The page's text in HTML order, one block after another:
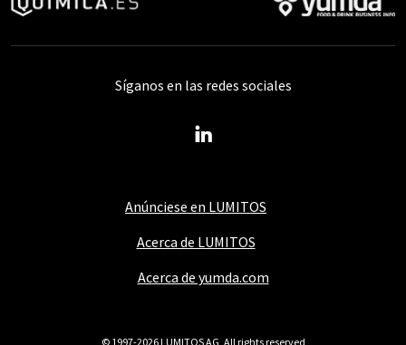
Anúnciese en LUMITOS
Acerca de LUMITOS
Acerca de yumda.com
Síganos en las redes sociales
© 1997-2026 LUMITOS AG, All rights reserved